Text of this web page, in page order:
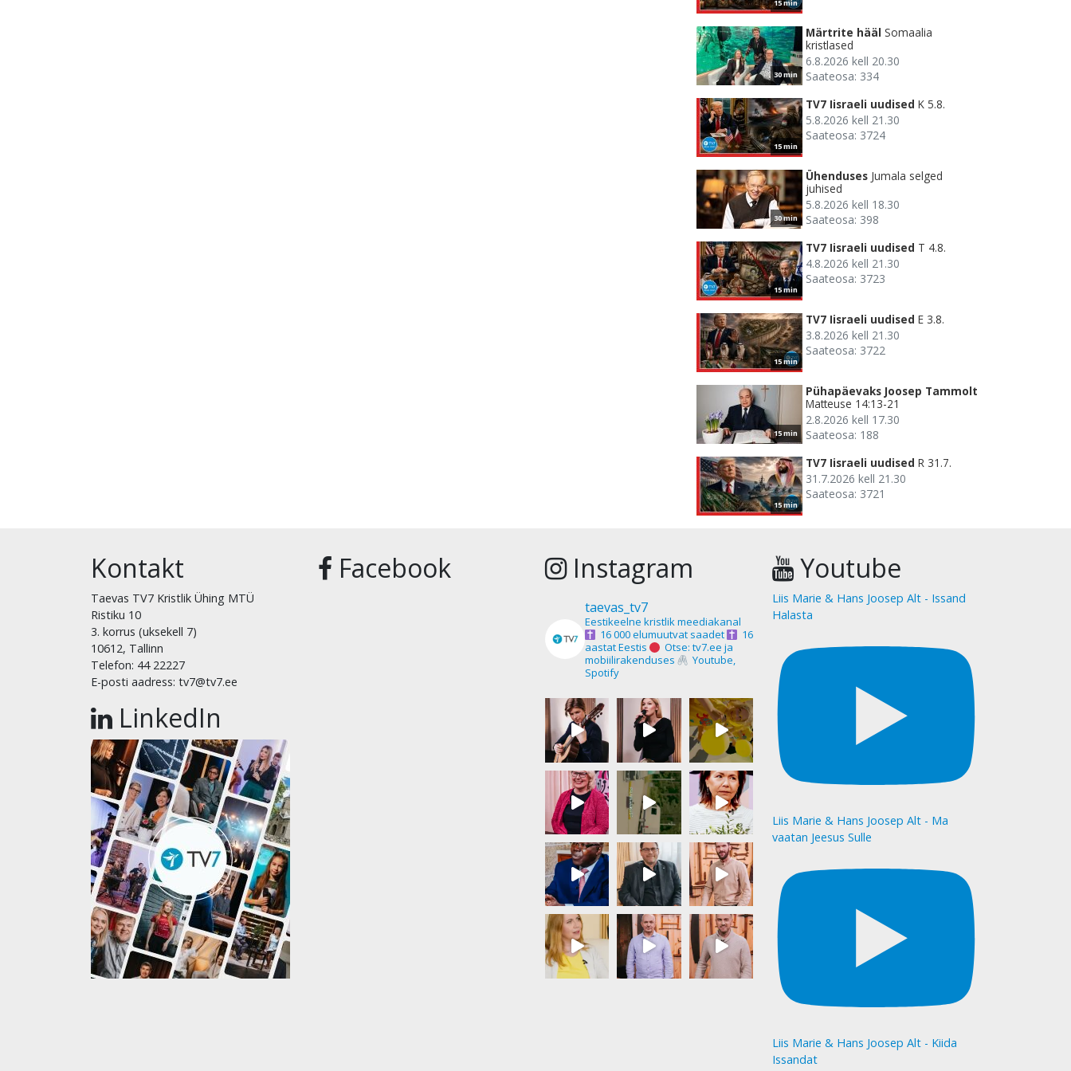
15 min
30 min
Märtrite hääl Somaalia
kristlased
6.8.2026 kell 20.30
Saateosa: 334
15 min
TV7 Iisraeli uudised K 5.8.
5.8.2026 kell 21.30
Saateosa: 3724
30 min
Ühenduses Jumala selged
juhised
5.8.2026 kell 18.30
Saateosa: 398
15 min
TV7 Iisraeli uudised T 4.8.
4.8.2026 kell 21.30
Saateosa: 3723
15 min
TV7 Iisraeli uudised E 3.8.
3.8.2026 kell 21.30
Saateosa: 3722
15 min
Pühapäevaks Joosep Tammolt
Matteuse 14:13-21
2.8.2026 kell 17.30
Saateosa: 188
15 min
TV7 Iisraeli uudised R 31.7.
31.7.2026 kell 21.30
Saateosa: 3721
Kontakt
Taevas TV7 Kristlik Ühing MTÜ
Ristiku 10
3. korrus (uksekell 7)
10612, Tallinn
Telefon: 44 22227
E-posti aadress: tv7@tv7.ee
LinkedIn
Facebook Instagram
taevas_tv7
Eestikeelne kristlik meediakanal
16 000 elumuutvat saadet
16
aastat Eestis
Otse: tv7.ee ja
mobiilirakenduses
Youtube,
Spotify
Youtube
Liis Marie & Hans Joosep Alt - Issand
Halasta
Liis Marie & Hans Joosep Alt - Ma
vaatan Jeesus Sulle
Liis Marie & Hans Joosep Alt - Kiida
Issandat